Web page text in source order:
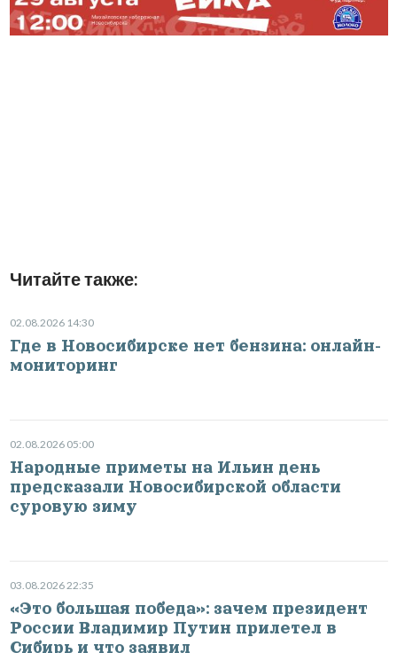
Читайте также:
02.08.2026 14:30
Где в Новосибирске нет бензина: онлайн-
мониторинг
02.08.2026 05:00
Народные приметы на Ильин день
предсказали Новосибирской области
суровую зиму
03.08.2026 22:35
«Это большая победа»: зачем президент
России Владимир Путин прилетел в
Сибирь и что заявил